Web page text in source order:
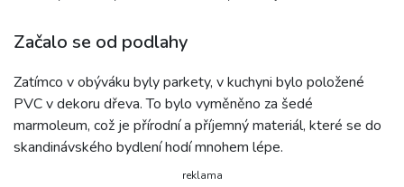
Začalo se od podlahy
Zatímco v obýváku byly parkety, v kuchyni bylo položené
PVC v dekoru dřeva. To bylo vyměněno za šedé
marmoleum, což je přírodní a příjemný materiál, které se do
skandinávského bydlení hodí mnohem lépe.
reklama